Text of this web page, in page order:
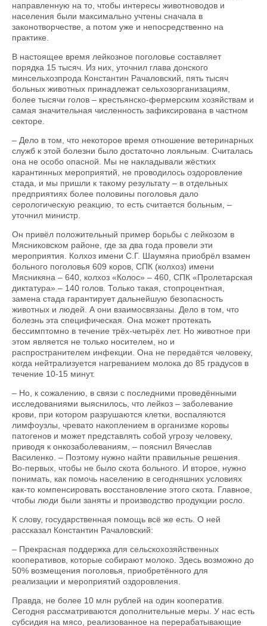
направленную на то, чтобы интересы животноводов и
населения были максимально учтены сначала в
законотворчестве, а потом уже и непосредственно на
практике.
В настоящее время лейкозное поголовье составляет
порядка 15 тысяч. Из них, уточнил глава донского
минсельхозпрода Константин Рачаловский, пять тысяч
больных животных принадлежат сельхозорганизациям,
более тысячи голов – крестьянско-фермерским хозяйствам и
самая значительная численность зафиксирована в частном
секторе.
– Дело в том, что некоторое время отношение ветеринарных
служб к этой болезни было достаточно лояльным. Считалась
она не особо опасной. Мы не накладывали жёстких
карантинных мероприятий, не проводилось оздоровление
стада, и мы пришли к такому результату – в отдельных
предприятиях более половины поголовья дало
серологическую реакцию, то есть считается больным, –
уточнил министр.
Он привёл положительный пример борьбы с лейкозом в
Мясниковском районе, где за два года провели эти
мероприятия. Колхоз имени С.Г. Шаумяна приобрёл взамен
больного поголовья 609 коров, СПК (колхоз) имени
Мясникяна – 640, колхоз «Колос» – 460, СПК «Пролетарская
диктатура» – 140 голов. Только такая, стопроцентная,
замена стада гарантирует дальнейшую безопасность
животных и людей. А они взаимосвязаны. Дело в том, что
болезнь эта специфическая. Она может протекать
бессимптомно в течение трёх-четырёх лет. Но животное при
этом является не только носителем, но и
распространителем инфекции. Она не передаётся человеку,
когда нейтрализуется нагреванием молока до 85 градусов в
течение 10-15 минут.
– Но, к сожалению, в связи с последними проведёнными
исследованиями выяснилось, что лейкоз – заболевание
крови, при котором разрушаются клетки, воспаляются
лимфоузлы, чревато накоплением в организме коровы
патогенов и может представлять собой угрозу человеку,
приводя к онкозаболеваниям, – пояснил Вячеслав
Василенко. – Поэтому нужно найти правильные решения.
Во-первых, чтобы не было скота больного. И второе, нужно
понимать, как помочь населению в сегодняшних условиях
как-то компенсировать восстановление этого скота. Главное,
чтобы люди были заняты и производство продукции росло.
К слову, государственная помощь всё же есть. О ней
рассказал Константин Рачаловский:
– Прекрасная поддержка для сельскохозяйственных
кооперативов, которые собирают молоко. Здесь возможно до
50% возмещения поголовья, приобретённого для
реализации и мероприятий оздоровления.
Правда, не более 10 млн рублей на один кооператив.
Сегодня рассматриваются дополнительные меры. У нас есть
субсидия на мясо, реализованное на перерабатывающие